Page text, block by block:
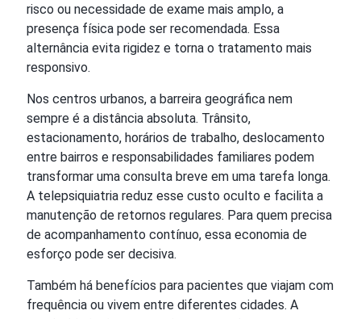
risco ou necessidade de exame mais amplo, a
presença física pode ser recomendada. Essa
alternância evita rigidez e torna o tratamento mais
responsivo.
Nos centros urbanos, a barreira geográfica nem
sempre é a distância absoluta. Trânsito,
estacionamento, horários de trabalho, deslocamento
entre bairros e responsabilidades familiares podem
transformar uma consulta breve em uma tarefa longa.
A telepsiquiatria reduz esse custo oculto e facilita a
manutenção de retornos regulares. Para quem precisa
de acompanhamento contínuo, essa economia de
esforço pode ser decisiva.
Também há benefícios para pacientes que viajam com
frequência ou vivem entre diferentes cidades. A